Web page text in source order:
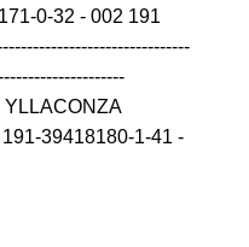
0-32 - 002 191
YLLACONZA
39418180-1-41 -